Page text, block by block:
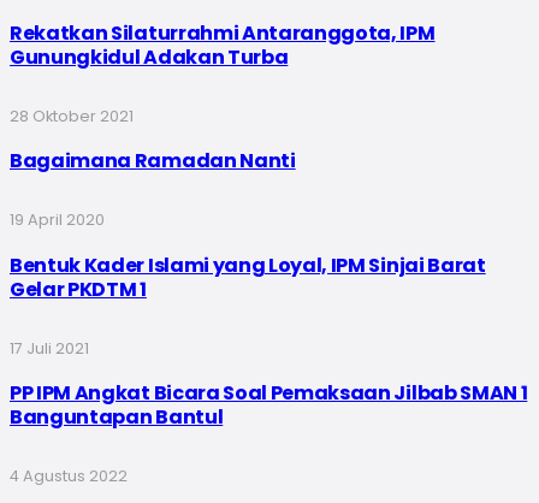
Rekatkan Silaturrahmi Antaranggota, IPM
Gunungkidul Adakan Turba
28 Oktober 2021
Bagaimana Ramadan Nanti
19 April 2020
Bentuk Kader Islami yang Loyal, IPM Sinjai Barat
Gelar PKDTM 1
17 Juli 2021
PP IPM Angkat Bicara Soal Pemaksaan Jilbab SMAN 1
Banguntapan Bantul
4 Agustus 2022